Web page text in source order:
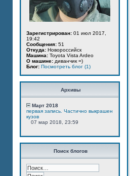
Зарегистрирован: 01 июл 2017,
19:42
Сообщения: 51
Откуда: Новороссийск
Машина: Toyota Vista Ardeo
О машине: диванчик =)
Блог: Посмотреть блог (1)
Архивы
Март 2018
первая запись. Частично выкрашен
кузов
07 мар 2018, 23:59
Поиск блогов